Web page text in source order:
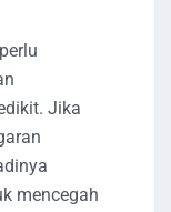
perlu
Jika
mencegah